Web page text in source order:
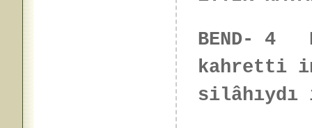
BEND-
kahretti
silâhıydı